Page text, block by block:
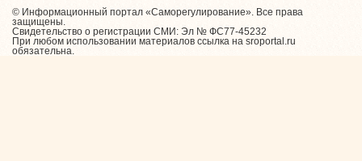
© Информационный портал «Саморегулирование». Все права
защищены.
Свидетельство о регистрации СМИ: Эл № ФС77-45232
При любом использовании материалов ссылка на sroportal.ru
обязательна.